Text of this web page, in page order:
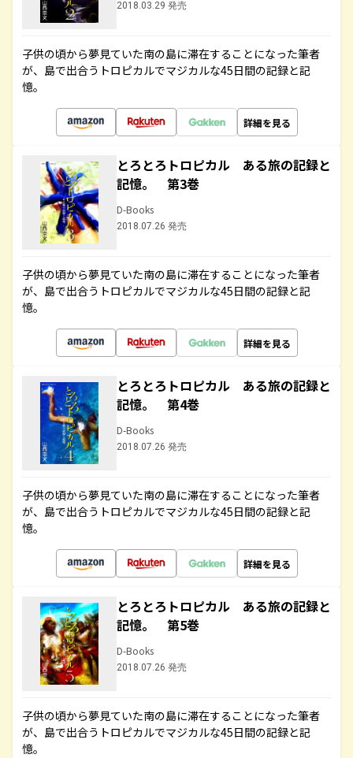
2018.03.29 発売
子供の頃から夢見ていた南の島に滞在することになった筆者
が、島で出合うトロピカルでマジカルな45日間の記録と記
憶。
詳細を見る
とろとろトロピカル ある旅の記録と
記憶。 第3巻
D-Books
2018.07.26 発売
子供の頃から夢見ていた南の島に滞在することになった筆者
が、島で出合うトロピカルでマジカルな45日間の記録と記
憶。
詳細を見る
とろとろトロピカル ある旅の記録と
記憶。 第4巻
D-Books
2018.07.26 発売
子供の頃から夢見ていた南の島に滞在することになった筆者
が、島で出合うトロピカルでマジカルな45日間の記録と記
憶。
詳細を見る
とろとろトロピカル ある旅の記録と
記憶。 第5巻
D-Books
2018.07.26 発売
子供の頃から夢見ていた南の島に滞在することになった筆者
が、島で出合うトロピカルでマジカルな45日間の記録と記
憶。